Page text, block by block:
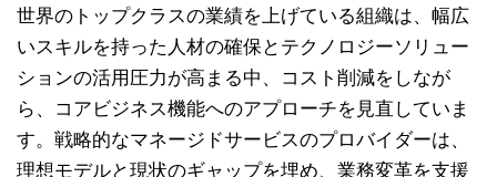
世界のトップクラスの業績を上げている組織は、幅広
いスキルを持った人材の確保とテクノロジーソリュー
ションの活用圧力が高まる中、コスト削減をしなが
ら、コアビジネス機能へのアプローチを見直していま
す。戦略的なマネージドサービスのプロバイダーは、
理想モデルと現状のギャップを埋め、業務変革を支援